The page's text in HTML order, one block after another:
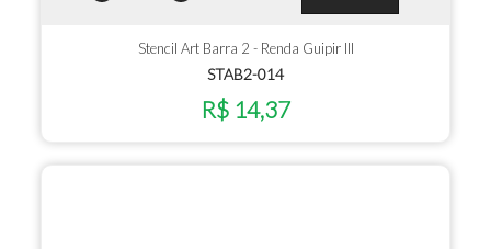
Stencil Art Barra 2 - Renda Guipir III
STAB2-014
R$ 14,37